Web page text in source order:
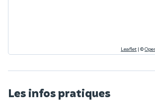
Leaflet | ©
Les infos pratiques